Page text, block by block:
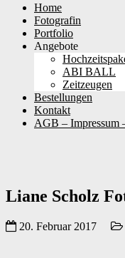
Home
Fotografin
Portfolio
Angebote
ABI BALL
Zeitzeugen
Bestellungen
Kontakt
AGB – Impressum
Liane Scholz
20. Februar 2017